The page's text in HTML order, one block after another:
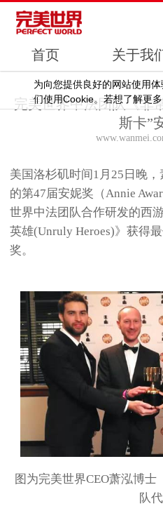
为向您提供良好的网站使用
们使用Cookie。若想了解更
首页 关于我
完美世界中法团队《非
斯卡”
美国洛杉矶时间1月25日晚
的第47届安妮奖（Annie
世界中法团队合作研发的西
英雄(Unruly Heroes)》获得
奖。
图为完美世界CEO萧泓博
队